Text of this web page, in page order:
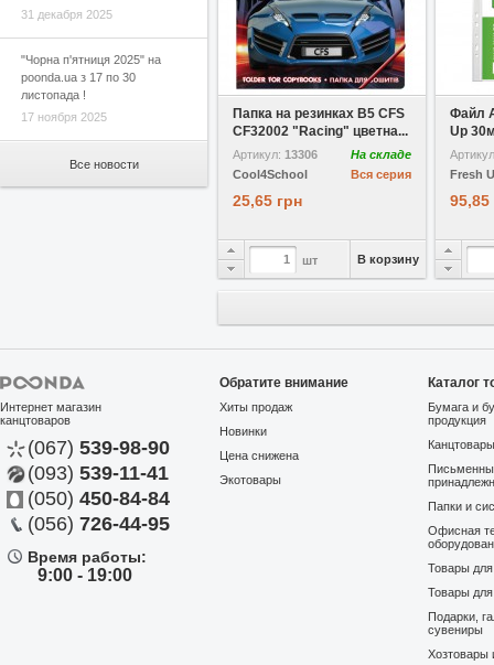
31 декабря 2025
"Чорна п'ятниця 2025" на
poonda.ua з 17 по 30
листопада !
17 ноября 2025
Все новости
В избранное
Папка на резинках B5 CFS
CF32002 "Racing" цветна...
Артикул: 13306
На складе
Вся серия
Cool4School
25,65 грн
шт В корзину
Файл
Up
Fresh
95,85
13,55
Интернет магазин
канцтоваров
(067) 539-98-90
(093) 539-11-41
(050) 450-84-84
(056) 726-44-95
Время работы:
9:00 - 19:00
Обратите внимание
Хиты продаж
Новинки
Цена снижена
Экотовары
Каталог
Бумага и
продукция
Папки и
Офисная
Товары
Товары
Подарки,
сувениры
Хозтовары